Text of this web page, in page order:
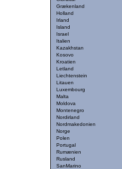
Grækenland
Holland
Irland
Island
Israel
Italien
Kazakhstan
Kosovo
Kroatien
Letland
Liechtenstein
Litauen
Luxembourg
Malta
Moldova
Montenegro
Nordirland
Nordmakedonien
Norge
Polen
Portugal
Rumænien
Rusland
SanMarino